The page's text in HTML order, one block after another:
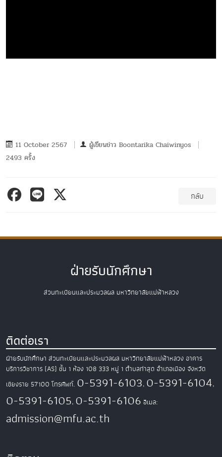
11 October 2567 ผู้เขียนข่าว Boontarika Chaiwinyos
2493 ครั้ง
กลับ
ฝ่ายรับนักศึกษา
ส่วนทะเบียนและประมวลผล มหาวิทยาลัยแม่ฟ้าหลวง
ติดต่อเรา
ฝ่ายรับนักศึกษา ส่วนทะเบียนและประมวลผล มหาวิทยาลัยแม่ฟ้าหลวง อาคาร
บริการวิชาการ (AS) ชั้น 1 ห้อง 108 333 หมู่ 1 ตำบลท่าสุด อำเภอเมือง จังหวัด
เชียงราย 57100 โทรศัพท์. 0-5391-6103, 0-5391-6104,
0-5391-6105, 0-5391-6106 อีเมล:
admission@mfu.ac.th